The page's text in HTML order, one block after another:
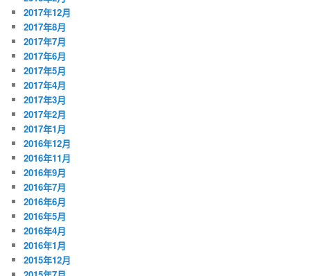
2017年12月
2017年8月
2017年7月
2017年6月
2017年5月
2017年4月
2017年3月
2017年2月
2017年1月
2016年12月
2016年11月
2016年9月
2016年7月
2016年6月
2016年5月
2016年4月
2016年1月
2015年12月